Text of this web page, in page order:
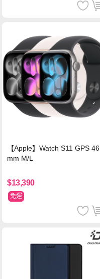
【Apple】Watch S11 GPS 46
mm M/L
$13,390
免運